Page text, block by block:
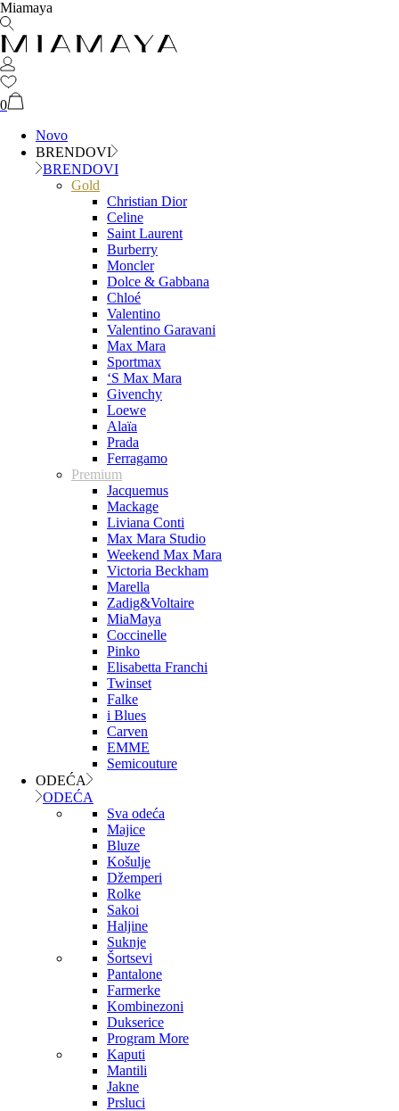
Miamaya
0
Novo
BRENDOVI
BRENDOVI
Gold
Christian Dior
Celine
Saint Laurent
Burberry
Moncler
Dolce & Gabbana
Chloé
Valentino
Valentino Garavani
Max Mara
Sportmax
‘S Max Mara
Givenchy
Loewe
Alaïa
Prada
Ferragamo
Premium
Jacquemus
Mackage
Liviana Conti
Max Mara Studio
Weekend Max Mara
Victoria Beckham
Marella
Zadig&Voltaire
MiaMaya
Coccinelle
Pinko
Elisabetta Franchi
Twinset
Falke
i Blues
Carven
EMME
Semicouture
ODEĆA
ODEĆA
Sva odeća
Majice
Bluze
Košulje
Džemperi
Rolke
Sakoi
Haljine
Suknje
Šortsevi
Pantalone
Farmerke
Kombinezoni
Dukserice
Program More
Kaputi
Mantili
Jakne
Prsluci